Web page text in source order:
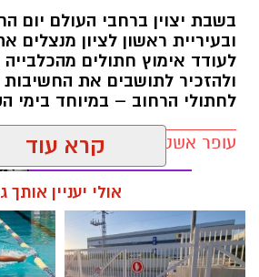
בשבת יצוין ברחבי העולם יום
ובעיריית ראשון לציון מנצלים
לעודד אימוץ חתולים מהכלבייה
ולהזכיר לתושבים את
לחתולי הרחוב – במיוחד בימי
עופר אשטוקר / 12:04 07.08.26 קרא עוד
אולי יעניין אותך